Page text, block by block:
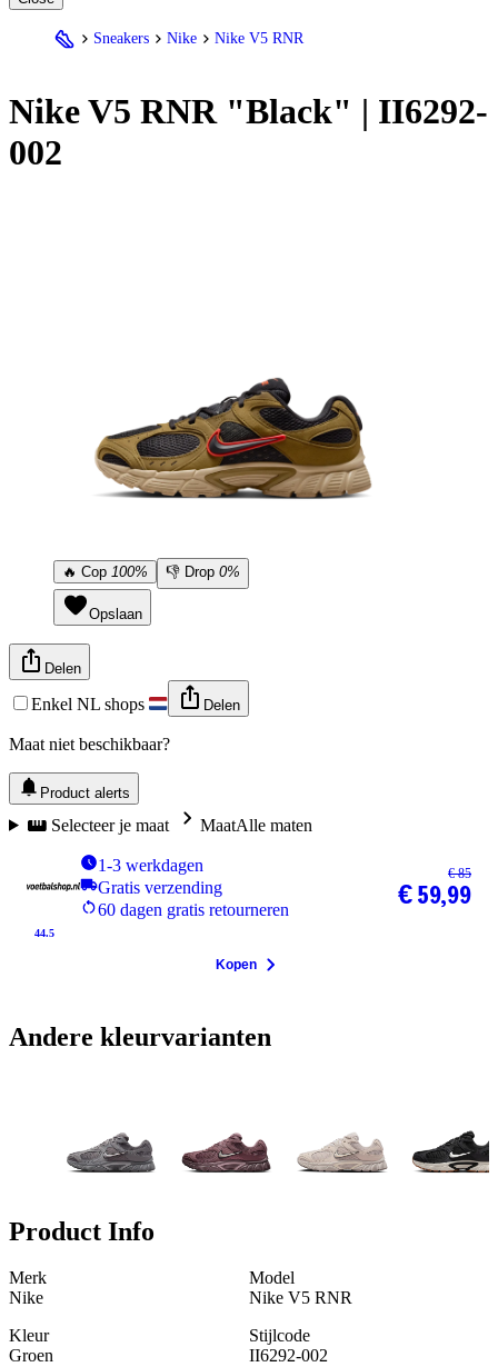
Sneakers Nike Nike V5 RNR
NikeV5 RNR "Black" | II6292-
002
🔥 Cop 100% 👎 Drop 0%
Opslaan
Delen
Enkel NL shops Delen
Maat niet beschikbaar?
Product alerts
Selecteer je maat MaatAlle maten
1-3 werkdagen
Gratis verzending
60 dagen gratis retourneren
44.5
€ 85
€ 59,99
Kopen
Andere kleurvarianten
Product Info
Merk
Nike
Model
Nike V5 RNR
Kleur
Groen
Stijlcode
II6292-002